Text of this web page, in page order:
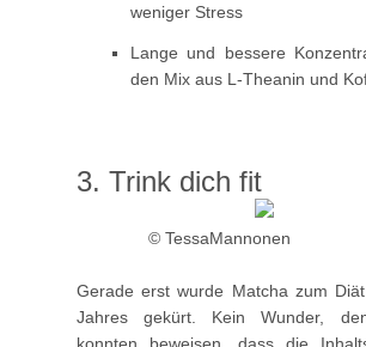
weniger Stress
Lange und bessere
den Mix aus L-Theanin und
3. Trink dich fit
© TessaMannonen
Gerade erst wurde Matcha zum
Jahres gekürt. Kein Wunder,
konnten beweisen, dass die